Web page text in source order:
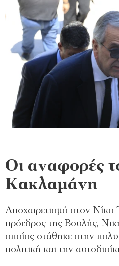
Οι αναφορές
Κακλαμάνη
Αποχαιρετισμό στον
πρόεδρος της Βουλής,
οποίος στάθηκε στην
πολιτική και την